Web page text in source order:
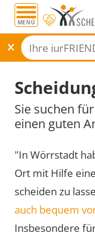
MENÜ
Sie suchen
einen guten
"In Wörrstadt
Ort mit Hilfe
scheiden zu
auch bequem
Insbesondere